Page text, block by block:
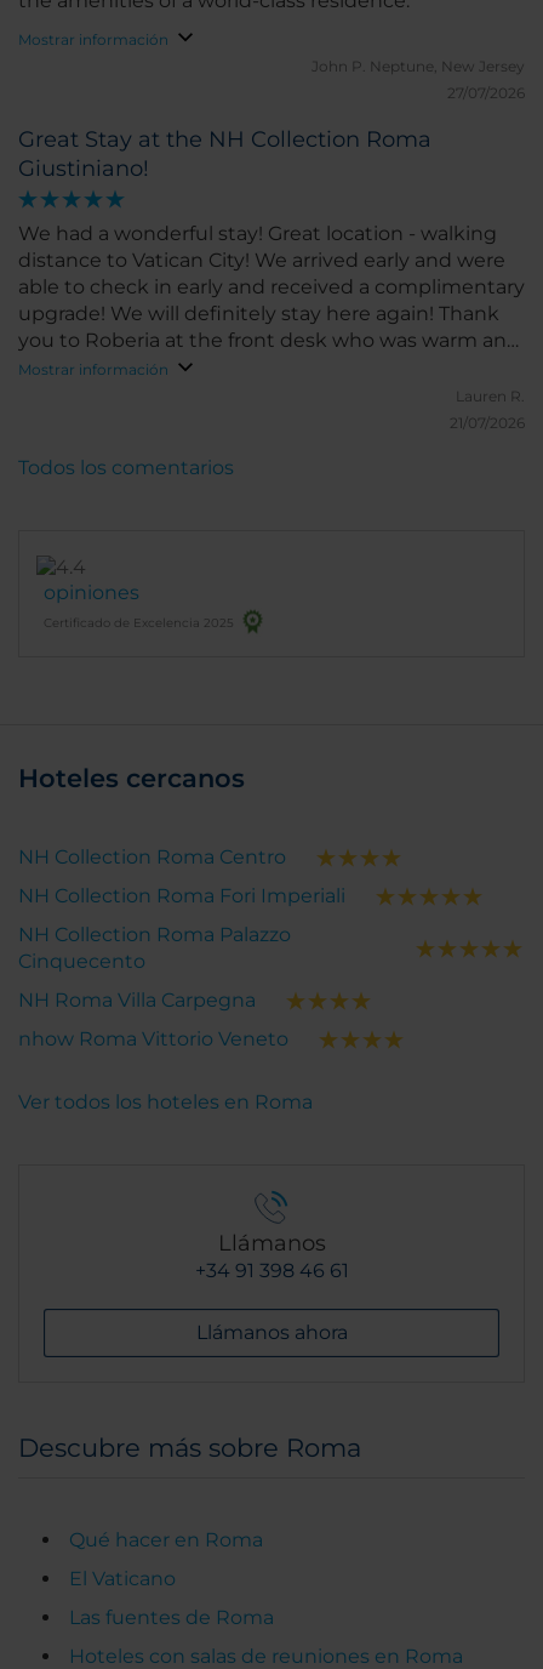
Mostrar información
John P. Neptune, New Jersey
27/07/2026
Great Stay at the NH Collection Roma
Giustiniano!
We had a wonderful stay! Great location - walking
distance to Vatican City! We arrived early and were
able to check in early and received a complimentary
upgrade! We will definitely stay here again! Thank
you to Roberia at the front desk who was warm and
friendly when we arrived!
Mostrar información
Lauren R.
21/07/2026
opiniones
Certificado de Excelencia 2025
Todos los comentarios
Hoteles cercanos
NH Collection Roma Centro
NH Collection Roma Fori Imperiali
NH Collection Roma Palazzo
Cinquecento
NH Roma Villa Carpegna
nhow Roma Vittorio Veneto
Ver todos los hoteles en Roma
Llámanos
+34 91 398 46 61
Llámanos ahora
Descubre más sobre Roma
Qué hacer en Roma
El Vaticano
Las fuentes de Roma
Hoteles con salas de reuniones en Roma